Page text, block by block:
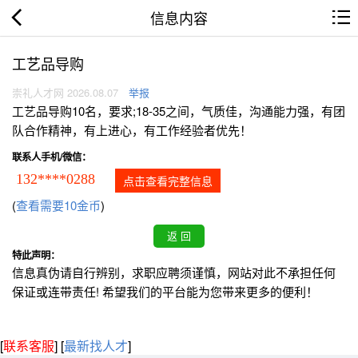
信息内容
工艺品导购
崇礼人才网 2026.08.07 举报
工艺品导购10名，要求;18-35之间，气质佳，沟通能力强，有团
队合作精神，有上进心，有工作经验者优先！
联系人手机/微信：
132****0288 点击查看完整信息
(查看需要10金币)
特此声明：
信息真伪请自行辨别，求职应聘须谨慎，网站对此不承担任何
保证或连带责任! 希望我们的平台能为您带来更多的便利！
[联系客服] [最新找人才]